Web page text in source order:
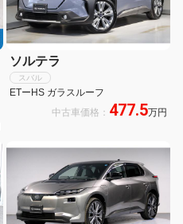
ソルテラ
スバル
ETーHS ガラスルーフ
中古車価格： 477.5万円